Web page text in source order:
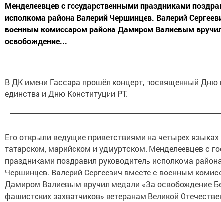
Менделеевцев с государственными праздниками
исполкома района Валерий Чершинцев. Валерий
военным комиссаром района Дамиром Валиевым
освобождение...
В ДК имени Гассара прошёл концерт, посвященный Дню
единства и Дню Конституции РТ.
Его открыли ведущие приветствиями на четырех языках
татарском, марийском и удмуртском. Менделеевцев с
праздниками поздравил руководитель исполкома
Чершинцев. Валерий Сергеевич вместе с военным
Дамиром Валиевым вручил медали «За освобождение
фашистских захватчиков» ветеранам Великой